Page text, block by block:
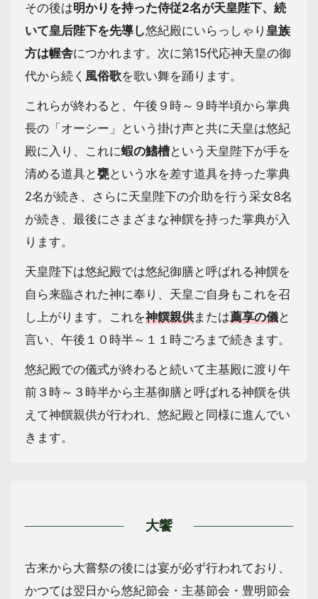
その後は明かりを持った侍従2名が天皇陛下、続
いて皇后陛下を先導し悠紀殿にいらっしゃり 皇族
方は幄舎につかれます。次に第15代応神天皇の御
代から続く 風俗歌を歌い舞を踊ります。
これらが終わると、午後９時～９時半頃から掌典
長の「オーシー」という掛け声と共に天皇は悠紀
殿に入り、これに蝦の鰭槽という天皇陛下が手を
清める道具と甕という水を差す道具を持った掌典
2名が続き、さらに天皇陛下の介助を行う采女8名
が続き、最後にさまざまな神饌を持った掌典が入
ります。
天皇陛下は悠紀殿では悠紀御膳と呼ばれる神饌を
自ら来臨された神に奉り、天皇ご自身もこれを召
し上がります。これを神饌親供または薦享の儀と
言い、午後１０時半～１１時ごろまで続きます。
悠紀殿での儀式が終わると続いて主基殿に渡り午
前３時～３時半から主基御膳と呼ばれる神饌を供
えて神饌親供が行われ、悠紀殿と同様に進んでい
きます。
大饗
古来から大嘗祭の後には宴が必ず行われており、
かつては翌日から悠紀節会・主基節会・豊明節会